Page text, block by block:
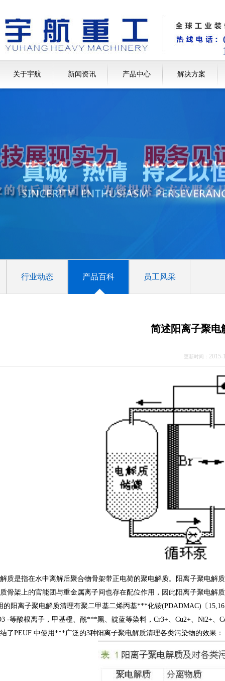
关于宇航 新闻资讯 产品中心 解决方案
行业动态 产品百科 员工风采
简述阳离子聚电
更新时间：
质是指在水中离解后聚合物骨架带正电荷的聚电解质。阳离子聚电解
骨架上的官能团与重金属离子间也存在配位作用，因此阳离子聚电解
的阳离子聚电解质清理有聚二甲基二烯丙基***化铵(PDADMAC) 〔 15,16
-等酸根离子，甲基橙、酰***黑、靛蓝等染料， Cr3+、 Cu2+、 Ni2+、
了PEUF 中使用***广泛的3种阳离子聚电解质清理各类污染物的效果：